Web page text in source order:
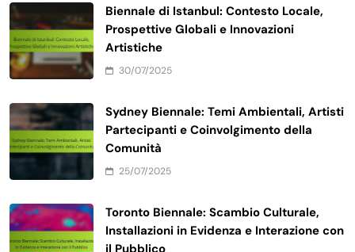
Biennale di Istanbul: Contesto Locale,
Prospettive Globali e Innovazioni
Artistiche
30/07/2025
Sydney Biennale: Temi Ambientali, Artisti
Partecipanti e Coinvolgimento della
Comunità
25/07/2025
Toronto Biennale: Scambio Culturale,
Installazioni in Evidenza e Interazione con
il Pubblico